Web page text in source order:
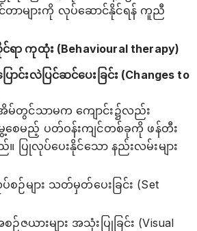
တာများကို လုပ်ဆောင်နိုင်ရန် ကူညီ
ာ ကုထုံး (Behavioural therapy)
ာင်းလဲပြင်ဆင်ပေးခြင်း (Changes to
တွင်သာမက ကျောင်း၌လည်း
ေ့စေမည့် ပတ်ဝန်းကျင်တစ်ခုကို ဖန်တီး
ပြုလုပ်ပေးနိုင်သော နည်းလမ်းများ
ဉ်များ သတ်မှတ်ပေးခြင်း (Set
ဇယားများ အသုံးပြုခြင်း (Visual